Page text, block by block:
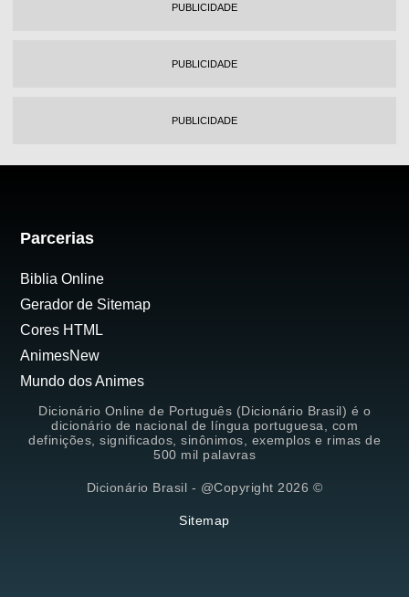
PUBLICIDADE
PUBLICIDADE
PUBLICIDADE
Parcerias
Biblia Online
Gerador de Sitemap
Cores HTML
AnimesNew
Mundo dos Animes
Dicionário Online de Português (Dicionário Brasil) é o
dicionário de nacional de língua portuguesa, com
definições, significados, sinônimos, exemplos e rimas de
500 mil palavras
Dicionário Brasil - @Copyright 2026 ©
Sitemap